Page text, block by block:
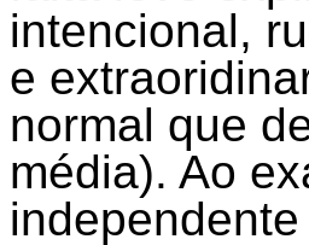
intencional,
e
normal que
média). Ao